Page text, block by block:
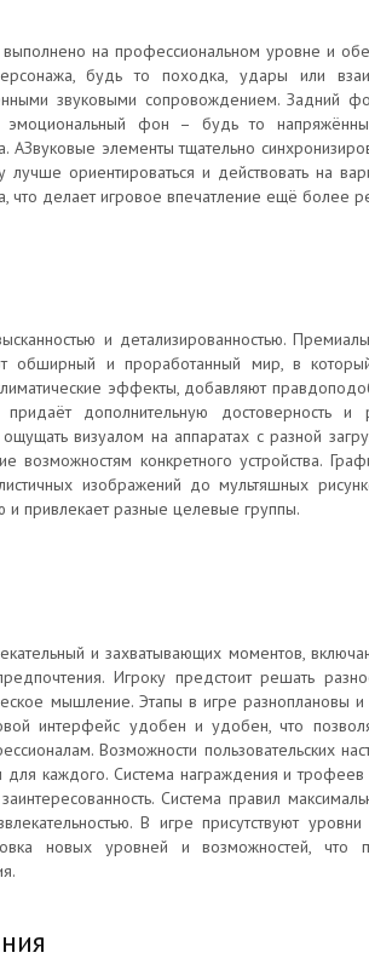
на профессиональном уровне и
будь то походка, удары или
звуковыми сопровождением. Задний
эмоциональный фон – будь то
АЗвуковые элементы тщательно
лучше ориентироваться и действовать на
что делает игровое впечатление ещё более
и детализированностью.
обширный и проработанный мир, в
эффекты, добавляют
дополнительную достоверность и
визуалом на аппаратах с разной
возможностям конкретного устройства.
изображений до мультяшных
и привлекает разные целевые группы.
и захватывающих моментов,
Игроку предстоит решать
мышление. Этапы в игре разноплановы
интерфейс удобен и удобен, что
Возможности пользовательских
каждого. Система награждения и трофеев
Система правил
В игре присутствуют
новых уровней и возможностей, что